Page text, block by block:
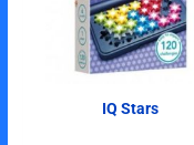
IQ Stars